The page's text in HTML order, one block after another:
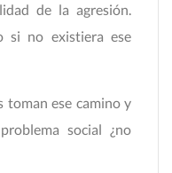
de la agresión.
si no existiera ese
toman ese camino y
social ¿no